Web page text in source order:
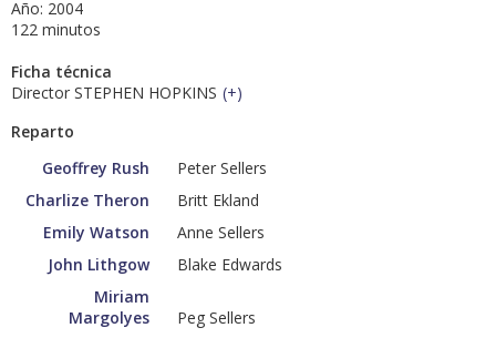
Año: 2004
122 minutos
Ficha técnica
Director STEPHEN HOPKINS (+)
Reparto
Geoffrey Rush
Peter Sellers
Charlize Theron
Britt Ekland
Emily Watson
Anne Sellers
John Lithgow
Blake Edwards
Miriam
Margolyes
Peg Sellers